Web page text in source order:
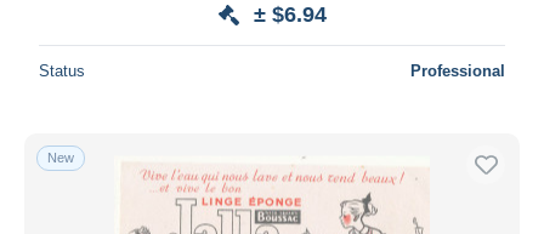
± $6.94
Status Professional
New